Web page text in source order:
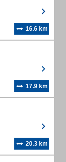
16.6 km
17.9 km
20.3 km